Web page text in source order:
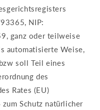
NIP:
ganz oder teilweise
automatisierte Weise,
soll Teil eines
des
Rates (EU)
Schutz natürlicher